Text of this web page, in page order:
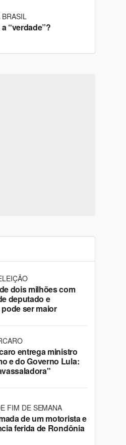
“verdade”?
dois milhões com
deputado e
ser maior
entrega ministro
e do Governo Lula:
FIM DE SEMANA
de um motorista e
ferida de Rondônia